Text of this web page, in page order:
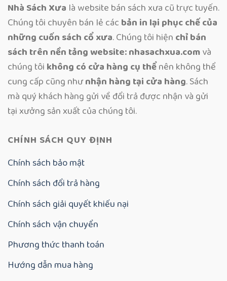
Nhà Sách Xưa là website bán sách xưa cũ trực tuyến.
Chúng tôi chuyên bán lẻ các bản in lại phục chế của
những cuốn sách cổ xưa. Chúng tôi hiện chỉ bán
sách trên nền tảng website: nhasachxua.comvà
chúng tôi không có cửa hàng cụ thểnên không thể
cung cấp cũng nhưnhận hàng tại cửa hàng. Sách
mà quý khách hàng gửi về đổi trả được nhận và gửi
tại xưởng sản xuất của chúng tôi.
CHÍNH SÁCH QUY ĐỊNH
Chính sách bảo mật
Chính sách đổi trả hàng
Chính sách giải quyết khiếu nại
Chính sách vận chuyển
Phương thức thanh toán
Hướng dẫn mua hàng